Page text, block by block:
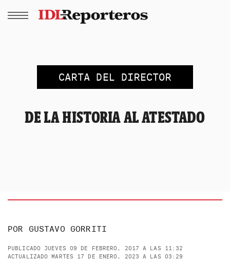
CARTA DEL DIRECTOR
DE LA HISTORIA AL ATESTADO
POR GUSTAVO GORRITI
PUBLICADO JUEVES 09 DE FEBRERO, 2017 A LAS 11:32
ACTUALIZADO MARTES 17 DE ENERO, 2023 A LAS 03:29